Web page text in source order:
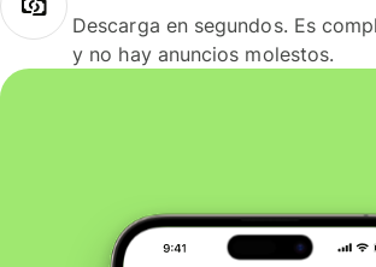
Descarga en segundos. Es
y no hay anuncios molestos.